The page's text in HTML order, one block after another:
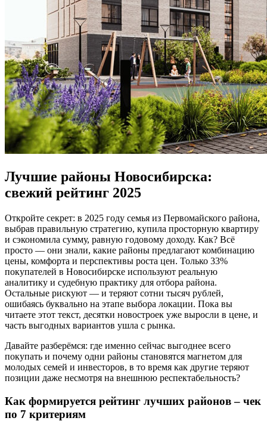
Лучшие районы Новосибирска:
свежий рейтинг 2025
Откройте секрет: в 2025 году семья из Первомайского района,
выбрав правильную стратегию, купила просторную квартиру
и сэкономила сумму, равную годовому доходу. Как? Всё
просто — они знали, какие районы предлагают комбинацию
цены, комфорта и перспективы роста цен. Только 33%
покупателей в Новосибирске используют реальную
аналитику и судебную практику для отбора района.
Остальные рискуют — и теряют сотни тысяч рублей,
ошибаясь буквально на этапе выбора локации. Пока вы
читаете этот текст, десятки новостроек уже выросли в цене, и
часть выгодных вариантов ушла с рынка.
Давайте разберёмся: где именно сейчас выгоднее всего
покупать и почему одни районы становятся магнетом для
молодых семей и инвесторов, в то время как другие теряют
позиции даже несмотря на внешнюю респектабельность?
Как формируется рейтинг лучших районов – чек
по 7 критериям